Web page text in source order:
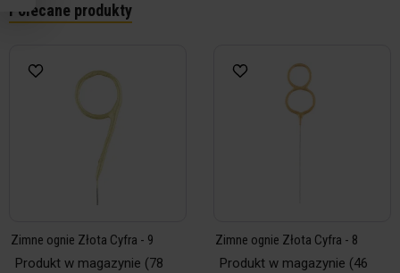
Polecane produkty
Zimne ognie Złota Cyfra - 9
Produkt w magazynie (78
Zimne ognie Złota Cyfra - 8
Produkt w magazynie (46